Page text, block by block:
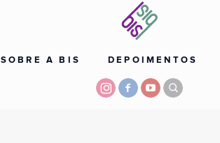
SOBRE A BIS DEPOIMENTOS